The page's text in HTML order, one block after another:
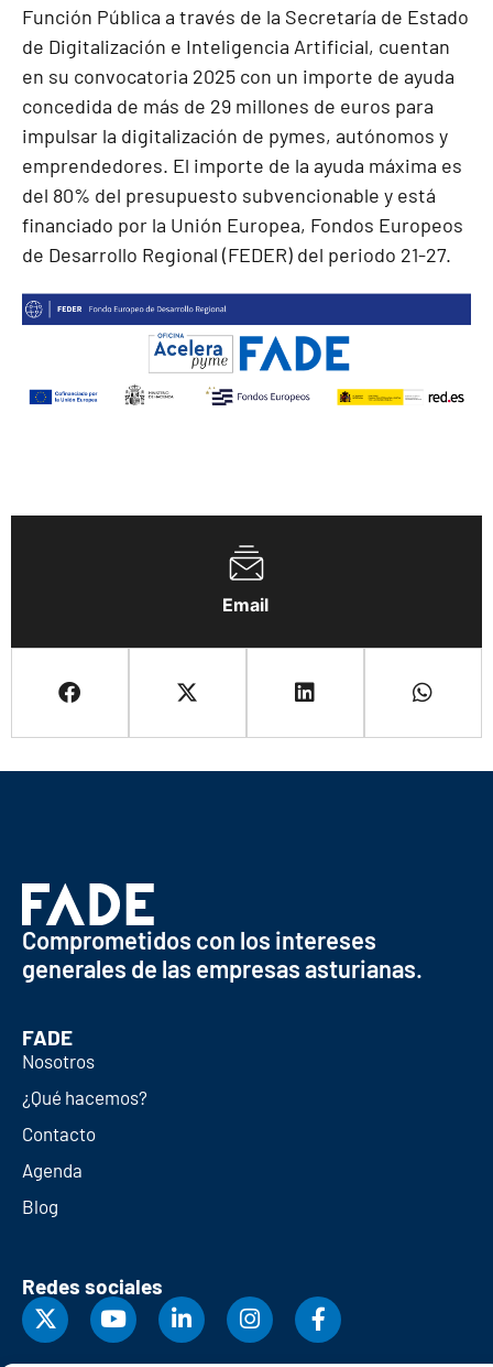
Email
Función Pública a través de la Secretaría de Estado
de Digitalización e Inteligencia Artificial, cuentan
en su convocatoria 2025 con un importe de ayuda
concedida de más de 29 millones de euros para
impulsar la digitalización de pymes, autónomos y
emprendedores. El importe de la ayuda máxima es
del 80% del presupuesto subvencionable y está
financiado por la Unión Europea, Fondos Europeos
de Desarrollo Regional (FEDER) del periodo 21-27.
Comprometidos con los intereses
generales de las empresas asturianas.
FADE
Nosotros
¿Qué hacemos?
Contacto
Agenda
Blog
Redes sociales